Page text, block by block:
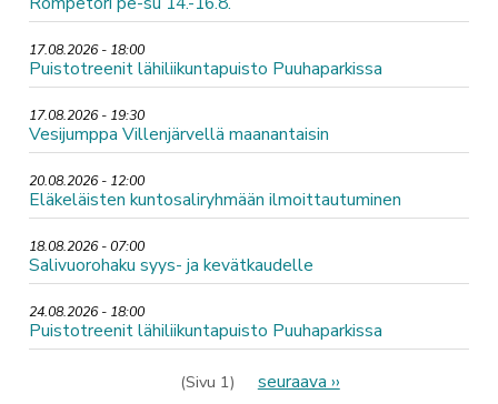
17.08.2026 - 18:00
Puistotreenit lähiliikuntapuisto Puuhaparkissa
17.08.2026 - 19:30
Vesijumppa Villenjärvellä maanantaisin
20.08.2026 - 12:00
Eläkeläisten kuntosaliryhmään ilmoittautuminen
18.08.2026 - 07:00
Salivuorohaku syys- ja kevätkaudelle
24.08.2026 - 18:00
Puistotreenit lähiliikuntapuisto Puuhaparkissa
(Sivu 1)
Seuraava
seuraava ››